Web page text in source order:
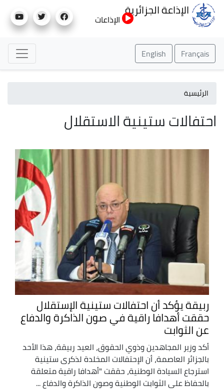
إلى
الإذاعة الجزائرية
الإذاعات
Français
English
الرئيسية
احتفالات ستينية الاستقلال
ربيقة يؤكد أن احتفالات ستينية الإستقلال
حققت أهدافا راقية في صون الذاكرة والدفاع
عن الثوابت
أكد وزير المجاهدين وذوي الحقوق، العيد ربيقة، هذا الأحد
بالجزائر العاصمة، أن الإحتفالات المخلدة لذكرى ستينية
استرجاع السيادة الوطنية، حققت "أهدافا راقية متعلقة
بالحفاظ على الثوابت الوطنية وصون الذاكرة والدفاع ...